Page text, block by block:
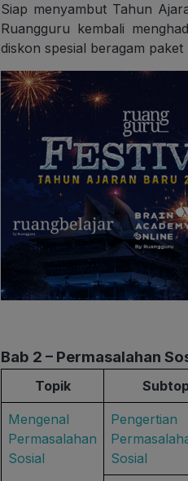
Siap menyambut Tahun
Ruangguru kembali
diskon spesial beragam
Bab 2 – Permasalahan
Topik
Mengenal
Permasalahan
Sosial
Pengertian
Sosial